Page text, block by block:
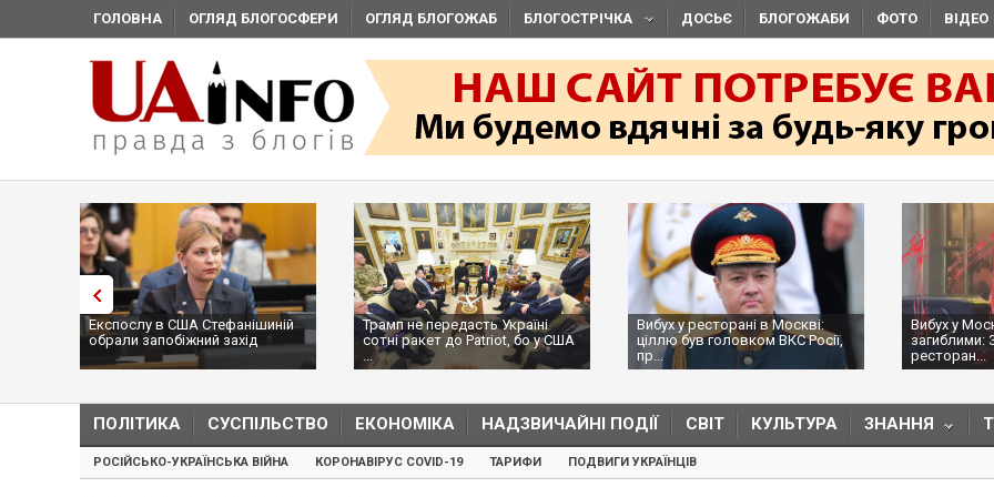
ГОЛОВНА ОГЛЯД БЛОГОСФЕРИ ОГЛЯД БЛОГОЖАБ БЛОГОСТРІЧКА ДОСЬЄ БЛОГОЖАБИ ФОТО ВІДЕО
Експослу в США Стефанішиній
обрали запобіжний захід
Трамп не передасть Україні
сотні ракет до Patriot, бо у США
...
Вибух у ресторані в Москві:
ціллю був головком ВКС Росії,
пр...
Вибух у
загиблими:
ресторан...
ПОЛІТИКА СУСПІЛЬСТВО ЕКОНОМІКА НАДЗВИЧАЙНІ ПОДІЇ СВІТ КУЛЬТУРА ЗНАННЯ
РОСІЙСЬКО-УКРАЇНСЬКА ВІЙНА КОРОНАВІРУС COVID-19 ТАРИФИ ПОДВИГИ УКРАЇНЦІВ